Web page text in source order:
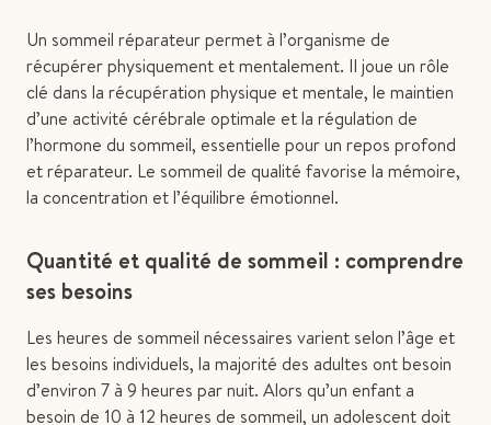
Un sommeil réparateur permet à l’organisme de
récupérer physiquement et mentalement. Il joue un rôle
clé dans la récupération physique et mentale, le maintien
d’une activité cérébrale optimale et la régulation de
l’hormone du sommeil, essentielle pour un repos profond
et réparateur. Le sommeil de qualité favorise la mémoire,
la concentration et l’équilibre émotionnel.
Quantité et qualité de sommeil : comprendre
ses besoins
Les heures de sommeil nécessaires varient selon l’âge et
les besoins individuels, la majorité des adultes ont besoin
d’environ 7 à 9 heures par nuit. Alors qu’un enfant a
besoin de 10 à 12 heures de sommeil, un adolescent doit